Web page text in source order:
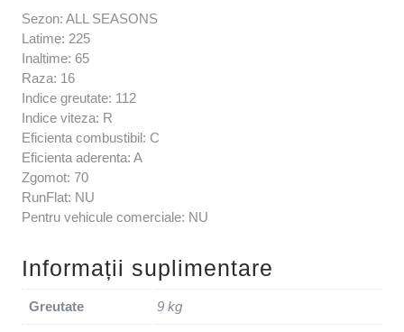
Sezon: ALL SEASONS
Latime: 225
Inaltime: 65
Raza: 16
Indice greutate: 112
Indice viteza: R
Eficienta combustibil: C
Eficienta aderenta: A
Zgomot: 70
RunFlat: NU
Pentru vehicule comerciale: NU
Informații suplimentare
Greutate 9 kg